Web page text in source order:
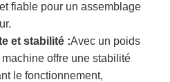
fiable pour un assemblage
et stabilité :Avec un poids
offre une stabilité
le fonctionnement,